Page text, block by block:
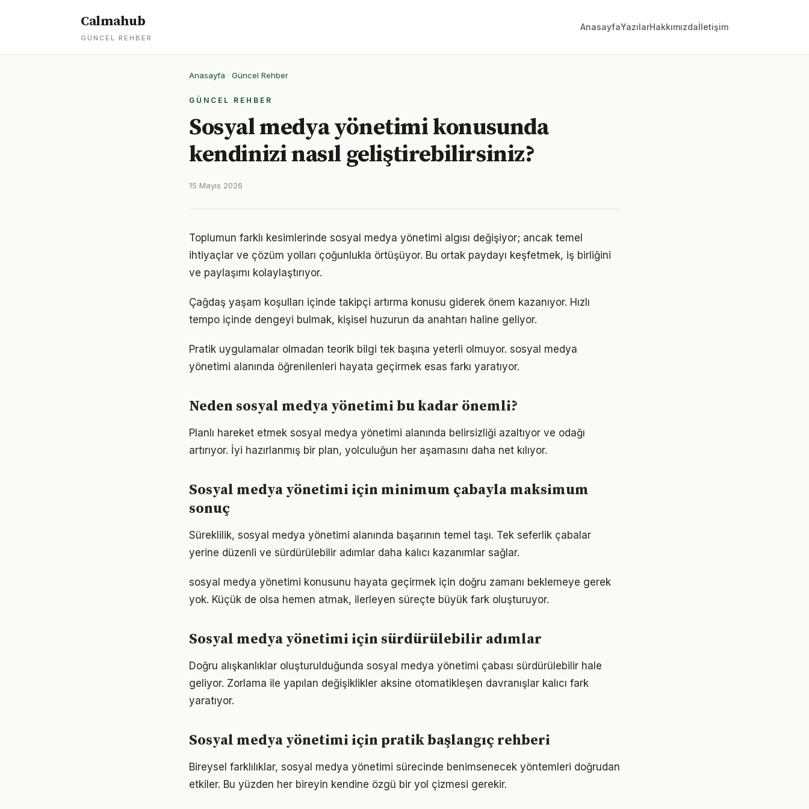
Calmahub
GÜNCEL REHBER
AnasayfaYazılarHakkımızdaİletişim
Anasayfa · Güncel Rehber
GÜNCEL REHBER
Sosyal medya yönetimi konusunda
kendinizi nasıl geliştirebilirsiniz?
15 Mayıs 2026
Toplumun farklı kesimlerinde sosyal medya yönetimi algısı değişiyor; ancak temel
ihtiyaçlar ve çözüm yolları çoğunlukla örtüşüyor. Bu ortak paydayı keşfetmek, iş birliğini
ve paylaşımı kolaylaştırıyor.
Çağdaş yaşam koşulları içinde takipçi artırma konusu giderek önem kazanıyor. Hızlı
tempo içinde dengeyi bulmak, kişisel huzurun da anahtarı haline geliyor.
Pratik uygulamalar olmadan teorik bilgi tek başına yeterli olmuyor. sosyal medya
yönetimi alanında öğrenilenleri hayata geçirmek esas farkı yaratıyor.
Neden sosyal medya yönetimi bu kadar önemli?
Planlı hareket etmek sosyal medya yönetimi alanında belirsizliği azaltıyor ve odağı
artırıyor. İyi hazırlanmış bir plan, yolculuğun her aşamasını daha net kılıyor.
Sosyal medya yönetimi için minimum çabayla maksimum
sonuç
Süreklilik, sosyal medya yönetimi alanında başarının temel taşı. Tek seferlik çabalar
yerine düzenli ve sürdürülebilir adımlar daha kalıcı kazanımlar sağlar.
sosyal medya yönetimi konusunu hayata geçirmek için doğru zamanı beklemeye gerek
yok. Küçük de olsa hemen atmak, ilerleyen süreçte büyük fark oluşturuyor.
Sosyal medya yönetimi için sürdürülebilir adımlar
Doğru alışkanlıklar oluşturulduğunda sosyal medya yönetimi çabası sürdürülebilir hale
geliyor. Zorlama ile yapılan değişiklikler aksine otomatikleşen davranışlar kalıcı fark
yaratıyor.
Sosyal medya yönetimi için pratik başlangıç rehberi
Bireysel farklılıklar, sosyal medya yönetimi sürecinde benimsenecek yöntemleri doğrudan
etkiler. Bu yüzden her bireyin kendine özgü bir yol çizmesi gerekir.